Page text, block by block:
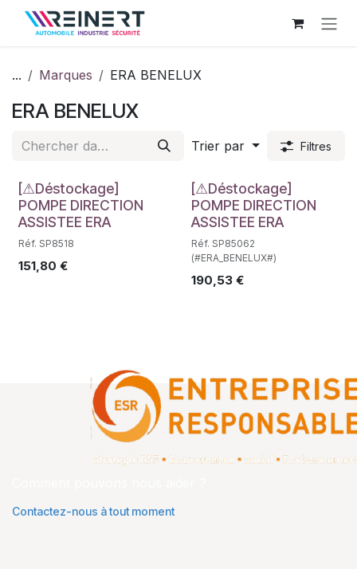
Se rendre au contenu
... Marques ERA BENELUX
ERA BENELUX
Trier par Filtres
Déstockage
[⚠Déstockage]
POMPE DIRECTION
ASSISTEE ERA
Réf. SP8518
151,80 €
Déstockage
[⚠Déstockage]
POMPE DIRECTION
ASSISTEE ERA
Réf. SP85062
(#ERA_BENELUX#)
190,53€
Contactez-nous à tout moment